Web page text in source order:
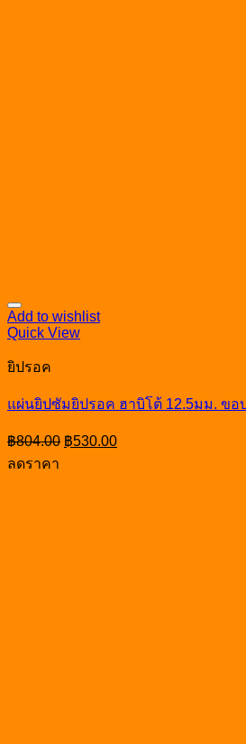
Add to wishlist
Quick View
ยิปรอค
แผ่นยิปซัมยิปรอค ฮาบิโต้ 12.5มม. ขอ
฿804.00 Original
price
฿530.00Current
price
ลดราคา